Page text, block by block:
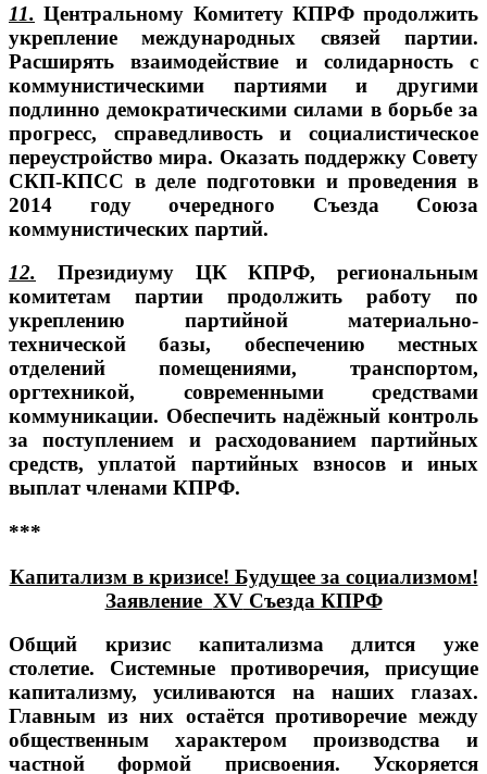
11. Центральному Комитету КПРФ продолжить
укрепление международных связей партии.
Расширять взаимодействие и солидарность с
коммунистическими партиями и другими
подлинно демократическими силами в борьбе за
прогресс, справедливость и социалистическое
переустройство мира. Оказать поддержку Совету
СКП-КПСС в деле подготовки и проведения в
2014 году очередного Съезда Союза
коммунистических партий.
12. Президиуму ЦК КПРФ, региональным
комитетам партии продолжить работу по
укреплению партийной материально-
технической базы, обеспечению местных
отделений помещениями, транспортом,
оргтехникой, современными средствами
коммуникации. Обеспечить надёжный контроль
за поступлением и расходованием партийных
средств, уплатой партийных взносов и иных
выплат членами КПРФ.
***
Капитализм в кризисе! Будущее за социализмом!
Заявление XVСъезда КПРФ
Общий кризис капитализма длится уже
столетие. Системные противоречия, присущие
капитализму, усиливаются на наших глазах.
Главным из них остаётся противоречие между
общественным характером производства и
частной формой присвоения. Ускоряется